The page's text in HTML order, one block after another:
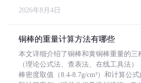
2026年8月4日
铜棒的重量计算方法有哪些
本文详细介绍了铜棒和黄铜棒重量的三
（理论公式法、查表法、在线工具法）
棒密度取值（8.4-8.7g/cm³）和计算公